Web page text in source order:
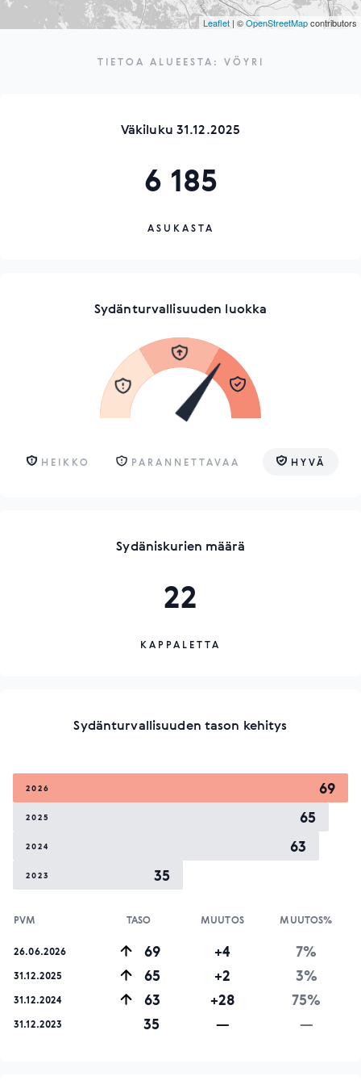
Leaflet | ©OpenStreetMapcontributors
TIETOA ALUEESTA: VÖYRI
Väkiluku 31.12.2025
6 185
ASUKASTA
Sydänturvallisuuden luokka
HEIKKO PARANNETTAVAA HYVÄ
Sydäniskurien määrä
22
KAPPALETTA
Sydänturvallisuuden tason kehitys
2026 69
2025 65
2024 63
2023 35
PVM TASO MUUTOS MUUTOS%
26.06.2026 69 +4 7%
31.12.2025 65 +2 3%
31.12.2024 63 +28 75%
31.12.2023 35 — —